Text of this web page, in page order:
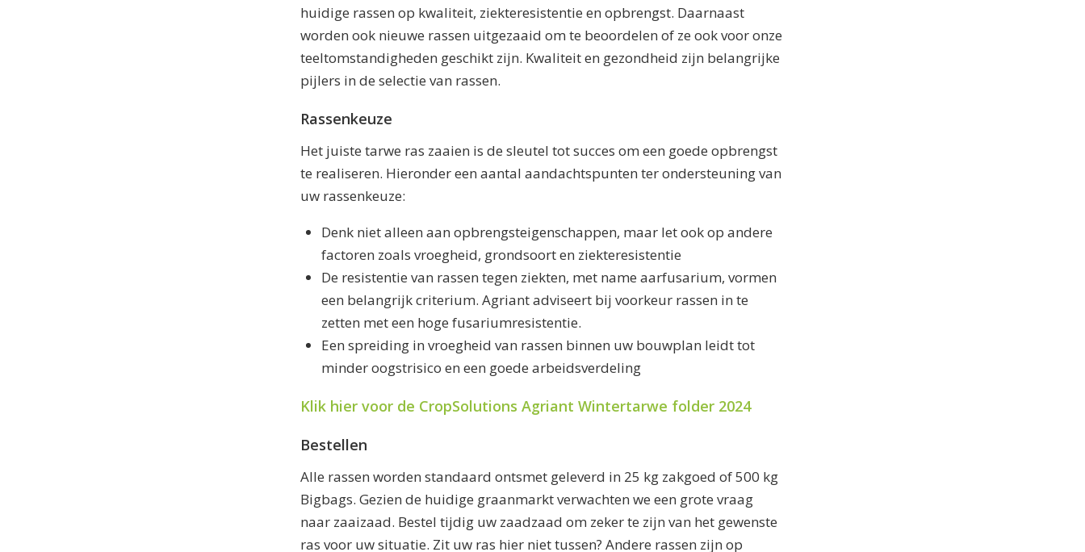
huidige rassen op kwaliteit, ziekteresistentie en opbrengst. Daarnaast
worden ook nieuwe rassen uitgezaaid om te beoordelen of ze ook voor onze
teeltomstandigheden geschikt zijn. Kwaliteit en gezondheid zijn belangrijke
pijlers in de selectie van rassen.
Rassenkeuze
Het juiste tarwe ras zaaien is de sleutel tot succes om een goede opbrengst
te realiseren. Hieronder een aantal aandachtspunten ter ondersteuning van
uw rassenkeuze:
Denk niet alleen aan opbrengsteigenschappen, maar let ook op andere
factoren zoals vroegheid, grondsoort en ziekteresistentie
De resistentie van rassen tegen ziekten, met name aarfusarium, vormen
een belangrijk criterium. Agriant adviseert bij voorkeur rassen in te
zetten met een hoge fusariumresistentie.
Een spreiding in vroegheid van rassen binnen uw bouwplan leidt tot
minder oogstrisico en een goede arbeidsverdeling
Klik hier voor de CropSolutions Agriant Wintertarwe folder 2024
Bestellen
Alle rassen worden standaard ontsmet geleverd in 25 kg zakgoed of 500 kg
Bigbags. Gezien de huidige graanmarkt verwachten we een grote vraag
naar zaaizaad. Bestel tijdig uw zaadzaad om zeker te zijn van het gewenste
ras voor uw situatie. Zit uw ras hier niet tussen? Andere rassen zijn op